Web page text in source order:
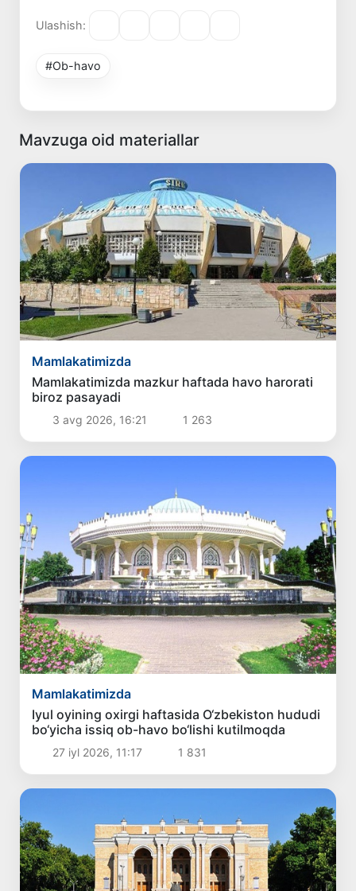
Ulashish:
#Ob-havo
Mavzuga oid materiallar
Mamlakatimizda
Mamlakatimizda mazkur haftada havo harorati
biroz pasayadi
3 avg 2026, 16:21 1 263
Mamlakatimizda
Iyul oyining oxirgi haftasida O‘zbekiston hududi
bo‘yicha issiq ob-havo bo‘lishi kutilmoqda
27 iyl 2026, 11:17 1 831